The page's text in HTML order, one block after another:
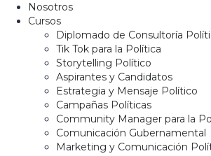
Nosotros
Cursos
Diplomado de Consultoría
Tik Tok para la Política
Storytelling Político
Aspirantes y Candidatos
Estrategia y Mensaje Político
Campañas Políticas
Community Manager para la
Comunicación Gubernamental
Marketing y Comunicación